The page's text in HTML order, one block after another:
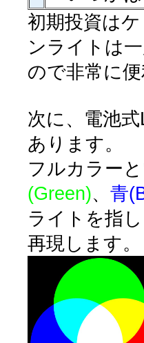
初期投資は
ンライトは
ので非常に便
次に、電池
あります。
フルカラー
(Green)、 青
ライトを指
再現します。